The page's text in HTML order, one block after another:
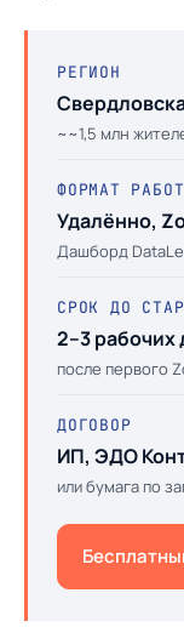
РЕГИОН
~~1,5 млн
ФОРМАТ
Удалённо,
Дашборд
СРОК ДО
2–3 рабочих
после первого
ДОГОВОР
ИП, ЭДО
или бумага по